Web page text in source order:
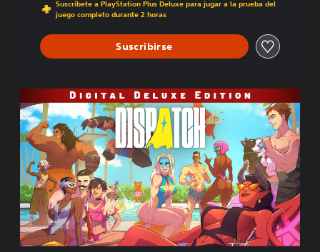
Suscríbete a PlayStation Plus Deluxe para jugar a la prueba del
juego completo durante 2 horas
Suscribirse
d
i
c
i
ó
n
D
i
g
i
t